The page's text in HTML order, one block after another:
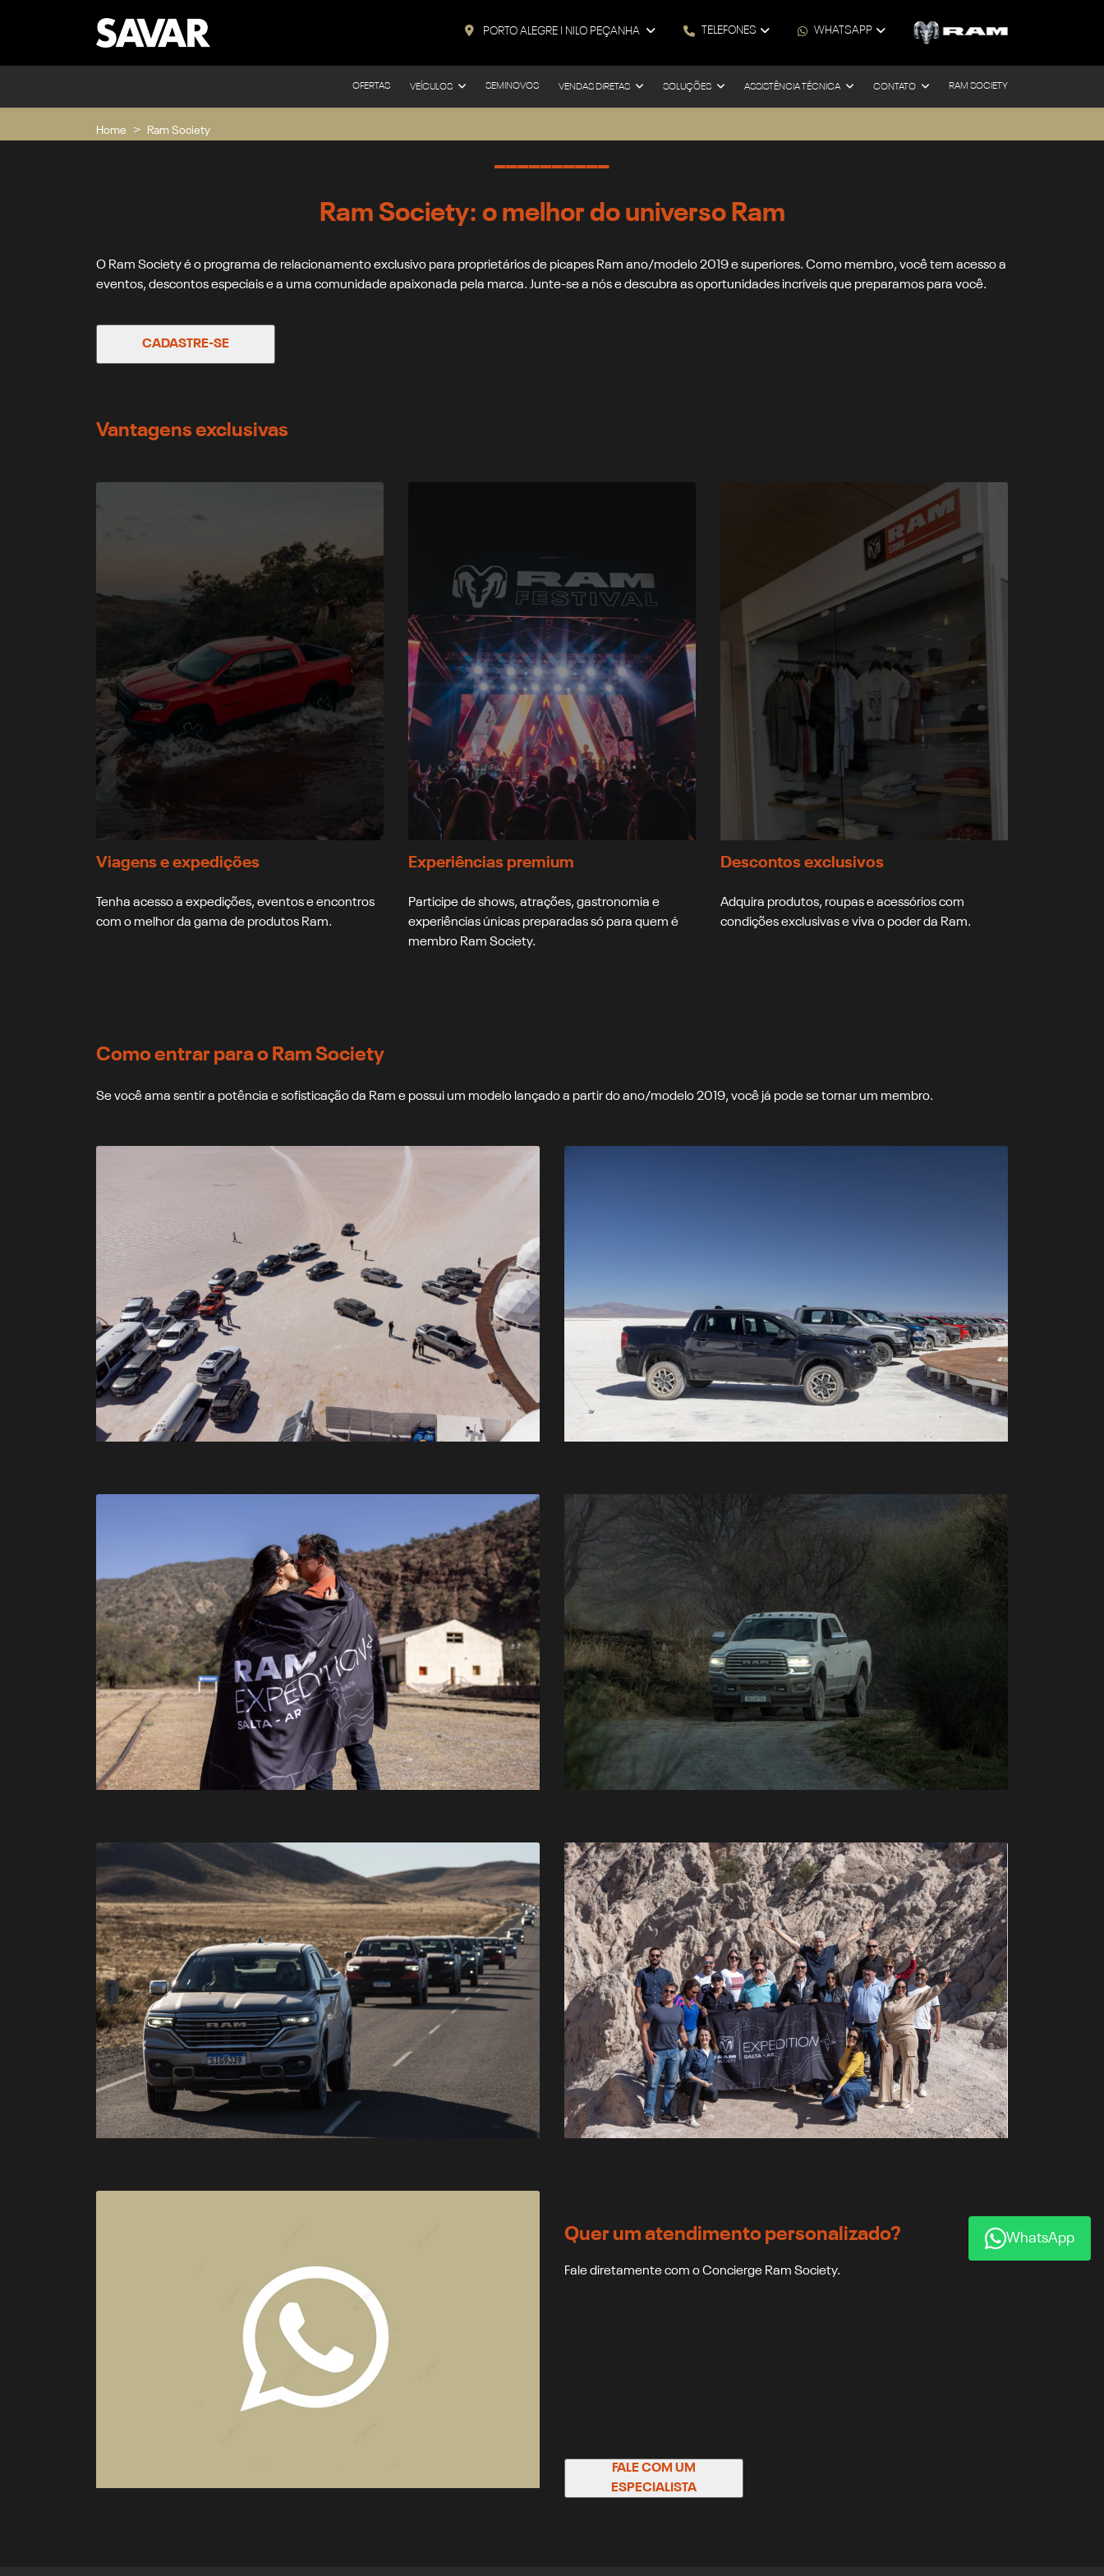
PORTO ALEGRE I NILO PEÇANHA TELEFONES WHATSAPP
OFERTAS VEÍCULOS SEMINOVOS VENDAS DIRETAS SOLUÇÕES ASSISTÊNCIA TÉCNICA CONTATO RAM SOCIETY
Home Ram Society
Ram Society: o melhor do universo Ram
O Ram Society é o programa de relacionamento exclusivo para proprietários de picapes Ram ano/modelo 2019 e superiores. Como membro, você tem acesso a
eventos, descontos especiais e a uma comunidade apaixonada pela marca. Junte-se a nós e descubra as oportunidades incríveis que preparamos para você.
CADASTRE-SE
Vantagens exclusivas
Viagens e expedições
Tenha acesso a expedições, eventos e encontros
com o melhor da gama de produtos Ram.
Experiências premium
Participe de shows, atrações, gastronomia e
experiências únicas preparadas só para quem é
membro Ram Society.
Descontos exclusivos
Adquira produtos, roupas e acessórios com
condições exclusivas e viva o poder da Ram.
Como entrar para o Ram Society
Se você ama sentir a potência e sofisticação da Ram e possui um modelo lançado a partir do ano/modelo 2019, você já pode se tornar um membro.
Quer um atendimento personalizado?
Fale diretamente com o Concierge Ram Society.
FALE COM UM
ESPECIALISTA
WhatsApp